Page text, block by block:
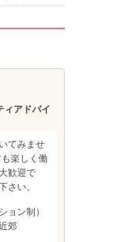
ィアドバイ
てみませ
楽しく働
歓迎で
さい。
ョン制）
郊